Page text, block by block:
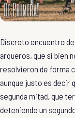
Discreto encuentro
arqueros, que si bien
resolvieron de forma
aunque justo es decir
segunda mitad, que
deteniendo un